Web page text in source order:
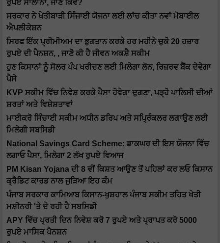
ਰੁਪਏ ਸਾਲਾਨਾ, ਜਾਣੋ ਕਿਵੇਂ?
ਸਰਕਾਰ ਨੇ ਖੇਤੀਬਾੜੀ ਸਿੰਜਾਈ ਯੋਜਨਾ ਲਈ ਲਾਂਚ ਕੀਤਾ ਨਵਾਂ ਮੋਬਾਈਲ
ਐਪਲੀਕੇਸ਼ਨ
ਸਿਰਫ ਇੱਕ ਪ੍ਰੀਮੀਅਮ ਦਾ ਭੁਗਤਾਨ ਕਰਕੇ ਹਰ ਮਹੀਨੇ ਚੁਕੋ 20 ਹਜ਼ਾਰ
ਰੁਪਏ ਦੀ ਪੈਨਸ਼ਨ, , ਜਾਣੋ ਕੀ ਹੈ ਜੀਵਨ ਅਕਸ਼ੈ ਸਕੀਮ
ਹੁਣ ਕਿਸਾਨਾਂ ਨੂੰ ਸੋਲਰ ਪੰਪ ਖਰੀਦਣ ਲਈ ਮਿਲੇਗਾ ਲੋਨ, ਰਿਜ਼ਰਵ ਬੈਂਕ ਦੇਵੇਗਾ
ਪੈਸੇ
KVP ਸਕੀਮ ਵਿੱਚ ਨਿਵੇਸ਼ ਕਰਕੇ ਪੈਸਾ ਹੋਵੇਗਾ ਦੁਗਣਾ, ਪੜ੍ਹੋ ਪਾਲਿਸੀ ਦੀਆਂ
ਸ਼ਰਤਾਂ ਅਤੇ ਵਿਸ਼ੇਸ਼ਤਾਵਾਂ
ਮਾਈਕਰੋ ਸਿੰਚਾਈ ਸਕੀਮ ਅਧੀਨ ਡਰਿਪ ਅਤੇ ਸਪ੍ਰਿੰਕਲਰ ਲਗਾਉਣ ਲਈ
ਮਿਲੇਗੀ ਸਬਸਿਡੀ
National Savings Card Scheme: ਡਾਕਘਰ ਦੀ ਇਸ ਯੋਜਨਾ ਵਿੱਚ
ਲਗਾਓ ਪੈਸਾ, ਮਿਲੇਗਾ 2 ਲੱਖ ਰੁਪਏ ਵਿਆਜ
PM Kisan Yojana ਦੀ 8 ਵੀਂ ਕਿਸ਼ਤ ਆਉਣ ਤੋਂ ਪਹਿਲਾਂ ਕਰ ਲਓ ਕਿਸਾਨ
ਕ੍ਰੈਡਿਟ ਕਾਰਡ ਨਾਲ ਜੁੜਿਆ ਇਹ ਕੰਮ
ਪੰਜਾਬ ਸਰਕਾਰ ਕਾਮਿਆਬ ਕਿਸਾਨ-ਖੁਸ਼ਹਾਲ ਪੰਜਾਬ ਸਕੀਮ ਤਹਿਤ ਖੇਤੀ
ਮਸ਼ੀਨਰੀ 'ਤੇ ਦੇ ਰਹੀ ਹੈ ਸਬਸਿਡੀ
APY ਵਿੱਚ ਪ੍ਰਤੀ ਦਿਨ ਨਿਵੇਸ਼ ਕਰੋ 7 ਰੁਪਏ ਅਤੇ ਪ੍ਰਾਪਤ ਕਰੋ 5000
ਰੁਪਏ ਮਾਸਿਕ ਪੈਨਸ਼ਨ